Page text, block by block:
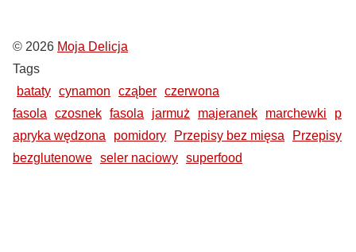
© 2026 Moja Delicja
Tags
bataty cynamon cząber czerwona
fasola
czosnek fasola jarmuż majeranek marchewki
p
apryka wędzona
pomidory Przepisy bez mięsa
Przepisy
bezglutenowe seler naciowy superfood